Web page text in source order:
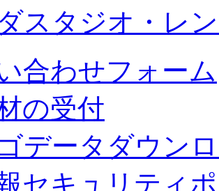
スタジオ・レ
合わせフォーム
の受付
データダウン
セキュリティ